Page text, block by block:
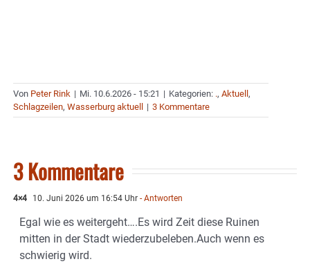
Von Peter Rink | Mi. 10.6.2026 - 15:21 | Kategorien: ., Aktuell ,
Schlagzeilen, Wasserburg aktuell | 3 Kommentare
3 Kommentare
4×4 10. Juni 2026 um 16:54 Uhr - Antworten
Egal wie es weitergeht….Es wird Zeit diese Ruinen
mitten in der Stadt wiederzubeleben.Auch wenn es
schwierig wird.